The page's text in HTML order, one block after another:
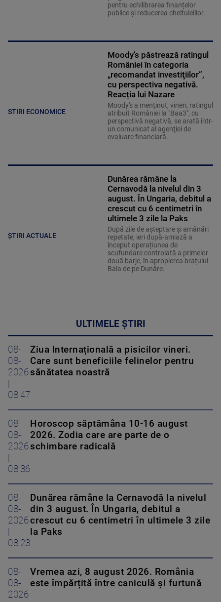
pentru echilibrarea finanțelor
publice și reducerea cheltuielilor.
STIRI ECONOMICE
Moody’s păstrează ratingul
României în categoria
„recomandat investiţiilor”,
cu perspectiva negativă.
Reacția lui Nazare
Moody's a menţinut, vineri, ratingul
atribuit României la "Baa3", cu
perspectivă negativă, se arată într-
un comunicat al agenţiei de
evaluare financiară.
ȘTIRI ACTUALE
Dunărea rămâne la
Cernavodă la nivelul din 3
august. În Ungaria, debitul a
crescut cu 6 centimetri în
ultimele 3 zile la Paks
După zile de așteptare și amânări
repetate, ieri după-amiază a
început operațiunea de
scufundare controlată a primelor
două barje, în apropierea brațului
Bala de pe Dunăre.
ULTIMELE ȘTIRI
08-
08-
2026
08:47
Ziua Internațională a pisicilor vineri.
Care sunt beneficiile felinelor pentru
sănătatea noastră
08-
08-
2026
08:36
Horoscop săptămâna 10-16 august
2026. Zodia care are parte de o
schimbare radicală
08-
08-
2026
08:23
Dunărea rămâne la Cernavodă la nivelul
din 3 august. În Ungaria, debitul a
crescut cu 6 centimetri în ultimele 3 zile
la Paks
08-
08-
2026
Vremea azi, 8 august 2026. România
este împărțită între caniculă și furtună